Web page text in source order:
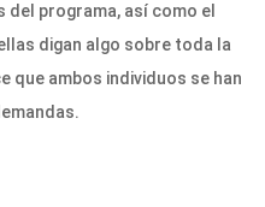
programa, así como el
digan algo sobre toda la
que ambos individuos se han